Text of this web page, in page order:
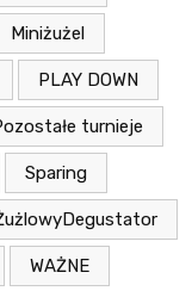
Miniżużel
PLAY DOWN
turnieje
Sparing
WAŻNE